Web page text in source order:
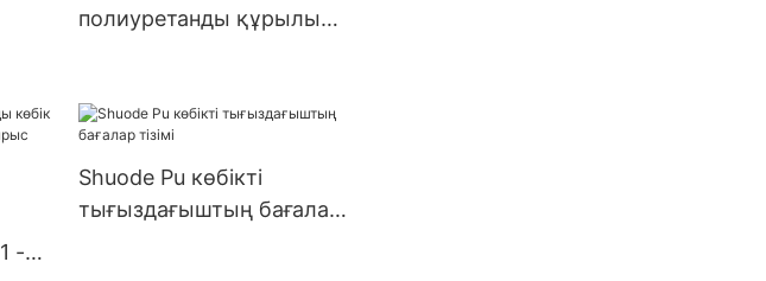
полиуретанды құрылыс
-
Shuode Pu көбікті
тығыздағыштың бағалар